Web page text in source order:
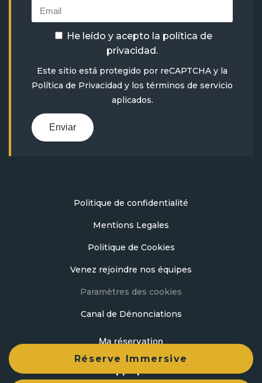
Réserve Immersive
He leído y acepto la política de
privacidad .
Este sitio está protegido por reCAPTCHA y la
Política de Privacidad y los términos de servicio
aplicados.
Enviar
Politique de confidentialité
Mentions Legales
Politique de Cookies
Venez rejoindre nos équipes
Paramètres des cookies
Canal de Dénonciations
Ma réservation